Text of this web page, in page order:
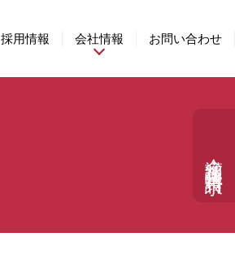
介護相談・資料請求
採用情報 会社情報 お問い合わせ